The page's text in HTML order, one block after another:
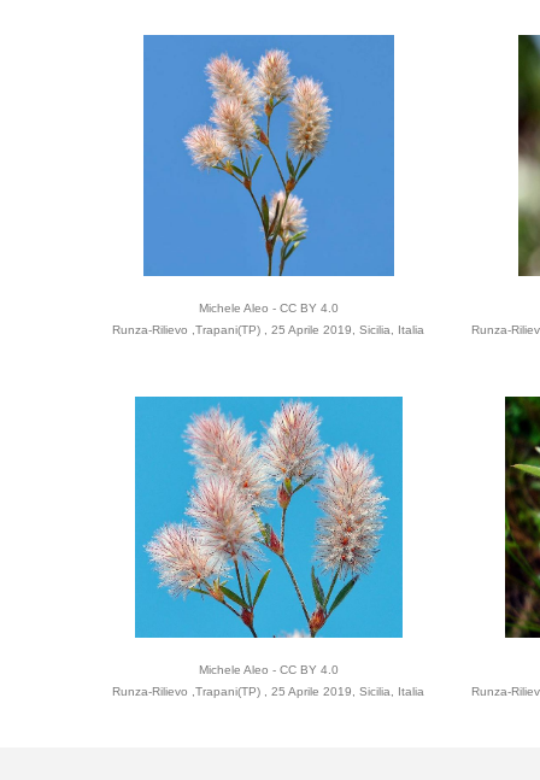
Michele Aleo - CC BY 4.0
Runza-Rilievo ,Trapani(TP) , 25 Aprile 2019, Sicilia, Italia
Runza-
Michele Aleo - CC BY 4.0
Runza-Rilievo ,Trapani(TP) , 25 Aprile 2019, Sicilia, Italia
Runza-